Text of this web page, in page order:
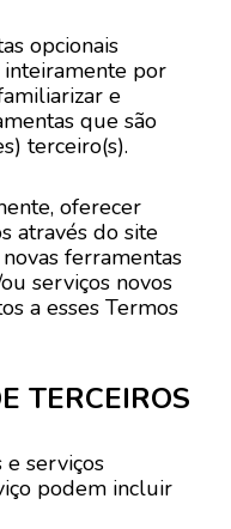
opcionais
inteiramente por
e
que são
terceiro(s).
oferecer
através do site
ferramentas
serviços novos
a esses Termos
TERCEIROS
serviços
podem incluir